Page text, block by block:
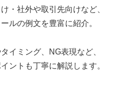
・社外や取引先向けなど、
ルの例文を豊富に紹介。
イミング、NG表現など、
ントも丁寧に解説します。